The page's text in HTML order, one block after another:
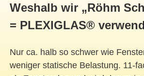
Weshalb wir „Röhm
= PLEXIGLAS®
Nur ca. halb so schwer wie
weniger statische Belastung. 11-